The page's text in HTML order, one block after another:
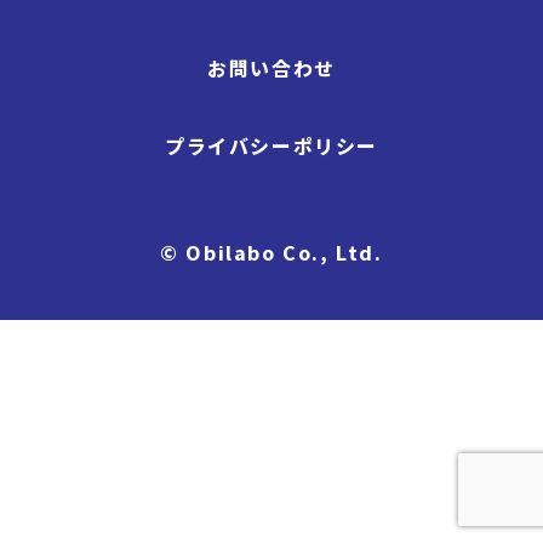
お問い合わせ
プライバシーポリシー
© Obilabo Co., Ltd.